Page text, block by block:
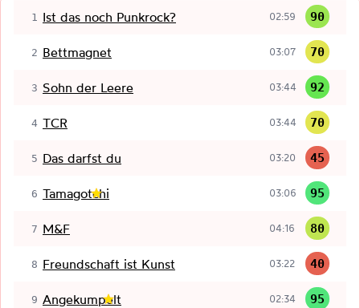
1 Ist das noch Punkrock? 02:59 90
2 Bettmagnet 03:07 70
3 Sohn der Leere 03:44 92
4 TCR 03:44 70
5 Das darfst du 03:20 45
6 Tamagotchi 03:06 95
7 M&F 04:16 80
8 Freundschaft ist Kunst 03:22 40
9 Angekumpelt 02:34 95